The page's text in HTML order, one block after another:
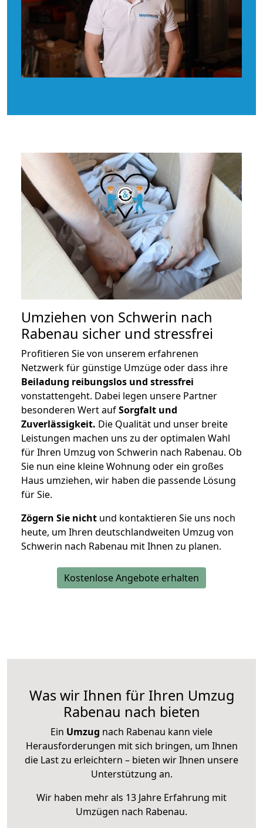
Umziehen von Schwerin nach
Rabenau sicher und stressfrei
Profitieren Sie von unserem erfahrenen
Netzwerk für günstige Umzüge oder dass ihre
Beiladung reibungslos und stressfrei
vonstattengeht. Dabei legen unsere Partner
besonderen Wert aufSorgfalt und
Zuverlässigkeit. Die Qualität und unser breite
Leistungen machen uns zu der optimalen Wahl
für Ihren Umzug von Schwerin nach Rabenau. Ob
Sie nun eine kleine Wohnung oder ein großes
Haus umziehen, wir haben die passende Lösung
für Sie.
Zögern Sie nicht und kontaktieren Sie uns noch
heute, um Ihren deutschlandweiten Umzug von
Schwerin nach Rabenau mit Ihnen zu planen.
Kostenlose Angebote erhalten
Was wir Ihnen für Ihren Umzug
Rabenau nach bieten
Ein Umzug nach Rabenau kann viele
Herausforderungen mit sich bringen, um Ihnen
die Last zu erleichtern – bieten wir Ihnen unsere
Unterstützung an.
Wir haben mehr als 13 Jahre Erfahrung mit
Umzügen nach Rabenau.